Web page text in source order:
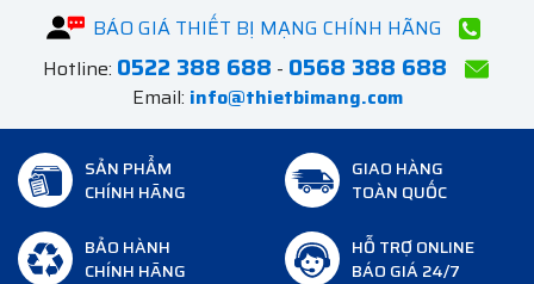
BÁO GIÁ THIẾT BỊ MẠNG CHÍNH HÃNG
Hotline: 0522 388 688 - 0568 388 688
Email: info@thietbimang.com
SẢN PHẨM
CHÍNH HÃNG
GIAO HÀNG
TOÀN QUỐC
BẢO HÀNH
CHÍNH HÃNG
HỖ TRỢ ONLINE
BÁO GIÁ 24/7